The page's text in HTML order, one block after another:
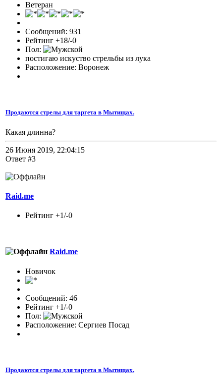
Ветеран
Сообщений: 931
Рейтинг +18/-0
Пол:
постигаю искуство стрельбы из лука
Расположение: Воронеж
Продаются стрелы для таргета в Мытищах.
Какая длинна?
26 Июня 2019, 22:04:15
Ответ #3
Raid.me
Рейтинг +1/-0
Raid.me
Новичок
Сообщений: 46
Рейтинг +1/-0
Пол:
Расположение: Сергиев Посад
Продаются стрелы для таргета в Мытищах.